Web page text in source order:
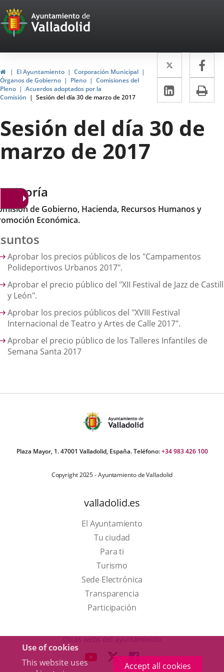
Use of cookies
This website uses
Accept all cookies
Portal
Web
del
Ayuntamiento
de
Valladolid
HomeEl Ayuntamiento
Corporación Municipal
Órganos de Gobierno
Pleno
Comisiones del
Pleno
Acuerdos adoptados por la
Comisión
Sesión del día 30 de marzo de 2017
Twitter
Enlace
a
una
externa.
a
Linkedin
Enlace
a
una
Sesión del día 30 de
marzo de 2017
de Gobierno, Hacienda, Recursos Humanos y
Económica.
Aprobar los precios públicos de los "Campamentos
Polideportivos Urbanos 2017".
Aprobar el precio público del "XII Festival de Jazz de
y León".
Aprobar los precios públicos del "XVIII Festival
Internacional de Teatro y Artes de Calle 2017".
Aprobar el precio público de los Talleres Infantiles de
Semana Santa 2017
Plaza Mayor, 1. 47001 Valladolid, España. Teléfono:+34 983 426 100
Copyright 2025 - Ayuntamiento de Valladolid
valladolid.es
El Ayuntamiento
Tu ciudad
Para ti
TurismoThis
link
will
open
a
up
Sede Electrónica
Transparencia
Participación
Otras webs del ayuntamiento
LINK LINK
TO
LINK
TO